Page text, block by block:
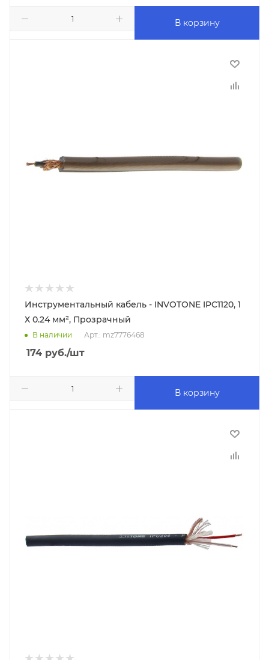
В корзину
Инструментальный кабель - INVOTONE IPC1120, 1
Х 0.24 мм², Прозрачный
В наличии Арт.: mz7776468
174 руб./шт
В корзину